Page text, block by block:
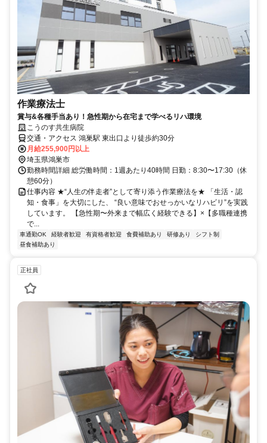
作業療法士
賞与&各種手当あり！急性期から在宅まで学べるリハ環境
こうのす共生病院
交通・アクセス 鴻巣駅 東出口より徒歩約30分
月給255,900円以上
埼玉県鴻巣市
勤務時間詳細 総労働時間：1週あたり40時間 日勤：8:30〜17:30（休
憩60分）
仕事内容 ★“人生の伴走者”として寄り添う作業療法を★ 「生活・認
知・食事」を大切にした、 “良い意味でおせっかいなリハビリ”を実践
しています。 【急性期〜外来まで幅広く経験できる】×【多職種連携
で...
車通勤OK 経験者歓迎 有資格者歓迎 食費補助あり 研修あり
シフト制
昼食補助あり
正社員